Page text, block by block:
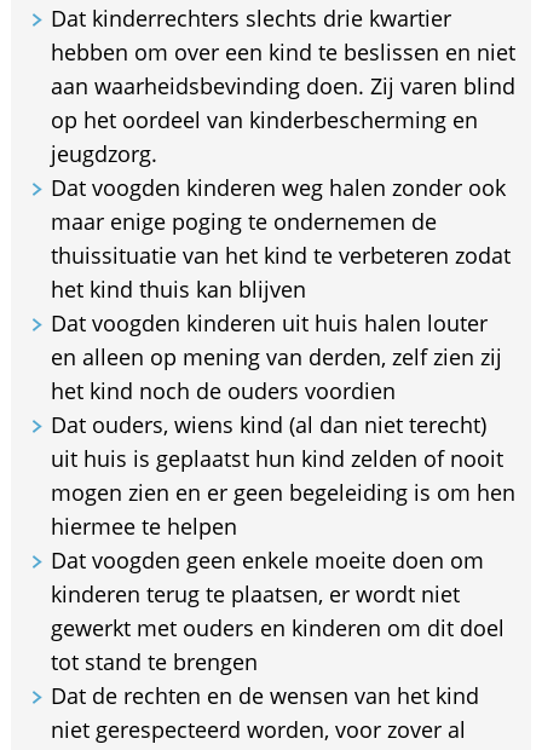
Dat kinderrechters slechts drie kwartier
hebben om over een kind te beslissen en niet
aan waarheidsbevinding doen. Zij varen blind
op het oordeel van kinderbescherming en
jeugdzorg.
Dat voogden kinderen weg halen zonder ook
maar enige poging te ondernemen de
thuissituatie van het kind te verbeteren zodat
het kind thuis kan blijven
Dat voogden kinderen uit huis halen louter
en alleen op mening van derden, zelf zien zij
het kind noch de ouders voordien
Dat ouders, wiens kind (al dan niet terecht)
uit huis is geplaatst hun kind zelden of nooit
mogen zien en er geen begeleiding is om hen
hiermee te helpen
Dat voogden geen enkele moeite doen om
kinderen terug te plaatsen, er wordt niet
gewerkt met ouders en kinderen om dit doel
tot stand te brengen
Dat de rechten en de wensen van het kind
niet gerespecteerd worden, voor zover al